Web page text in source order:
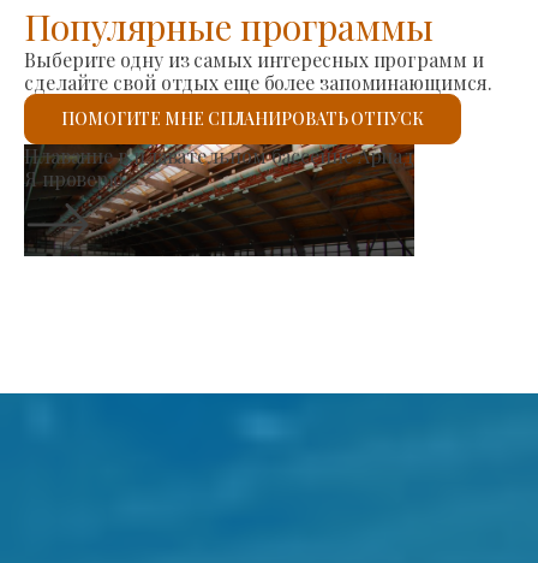
Популярные программы
Выберите одну из самых интересных программ и
сделайте свой отдых еще более запоминающимся.
ПОМОГИТЕ МНЕ СПЛАНИРОВАТЬ ОТПУСК
Рынок производителей
Я проверю.